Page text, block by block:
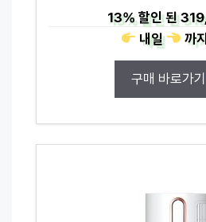
13%할인 된
내일
까
구매 바로가기